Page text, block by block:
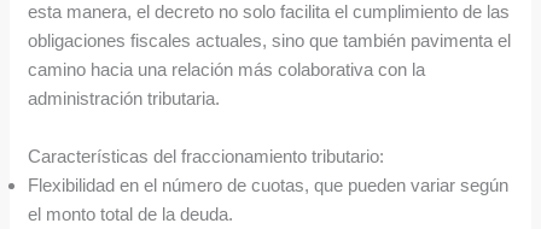
esta manera, el decreto no solo facilita el cumplimiento de las
obligaciones fiscales actuales, sino que también pavimenta el
camino hacia una relación más colaborativa con la
administración tributaria.
Características del fraccionamiento tributario:
Flexibilidad en el número de cuotas, que pueden variar según
el monto total de la deuda.